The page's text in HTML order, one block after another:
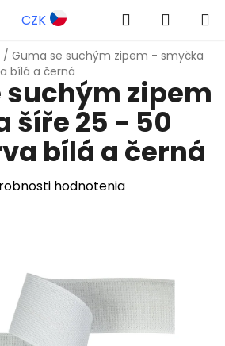
CZK Hľadať
KOŠÍK
/ Guma se suchým zipem - smyčka
bílá a černá
suchým zipem
šíře 25 - 50
bílá a černá
hodnotenia